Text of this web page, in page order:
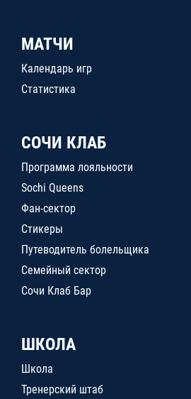
МАТЧИ
Календарь игр
Статистика
СОЧИ КЛАБ
Программа лояльности
Sochi Queens
Фан-сектор
Стикеры
Путеводитель болельщика
Семейный сектор
Сочи Клаб Бар
ШКОЛА
Школа
Тренерский штаб